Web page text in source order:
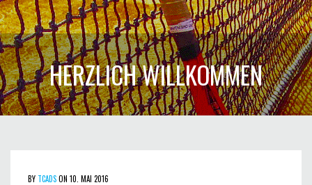
HERZLICH WILLKOMMEN
BY TCADSON 10. MAI 2016